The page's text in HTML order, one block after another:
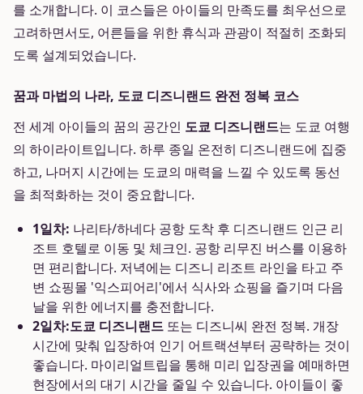
를 소개합니다. 이 코스들은 아이들의 만족도를 최우선으로
고려하면서도, 어른들을 위한 휴식과 관광이 적절히 조화되
도록 설계되었습니다.
꿈과 마법의 나라, 도쿄 디즈니랜드 완전 정복 코스
전 세계 아이들의 꿈의 공간인 도쿄 디즈니랜드는 도쿄 여행
의 하이라이트입니다. 하루 종일 온전히 디즈니랜드에 집중
하고, 나머지 시간에는 도쿄의 매력을 느낄 수 있도록 동선
을 최적화하는 것이 중요합니다.
1일차: 나리타/하네다 공항 도착 후 디즈니랜드 인근 리
조트 호텔로 이동 및 체크인. 공항 리무진 버스를 이용하
면 편리합니다. 저녁에는 디즈니 리조트 라인을 타고 주
변 쇼핑몰 '익스피어리'에서 식사와 쇼핑을 즐기며 다음
날을 위한 에너지를 충전합니다.
2일차:도쿄 디즈니랜드 또는 디즈니씨 완전 정복. 개장
시간에 맞춰 입장하여 인기 어트랙션부터 공략하는 것이
좋습니다. 마이리얼트립을 통해 미리 입장권을 예매하면
현장에서의 대기 시간을 줄일 수 있습니다. 아이들이 좋